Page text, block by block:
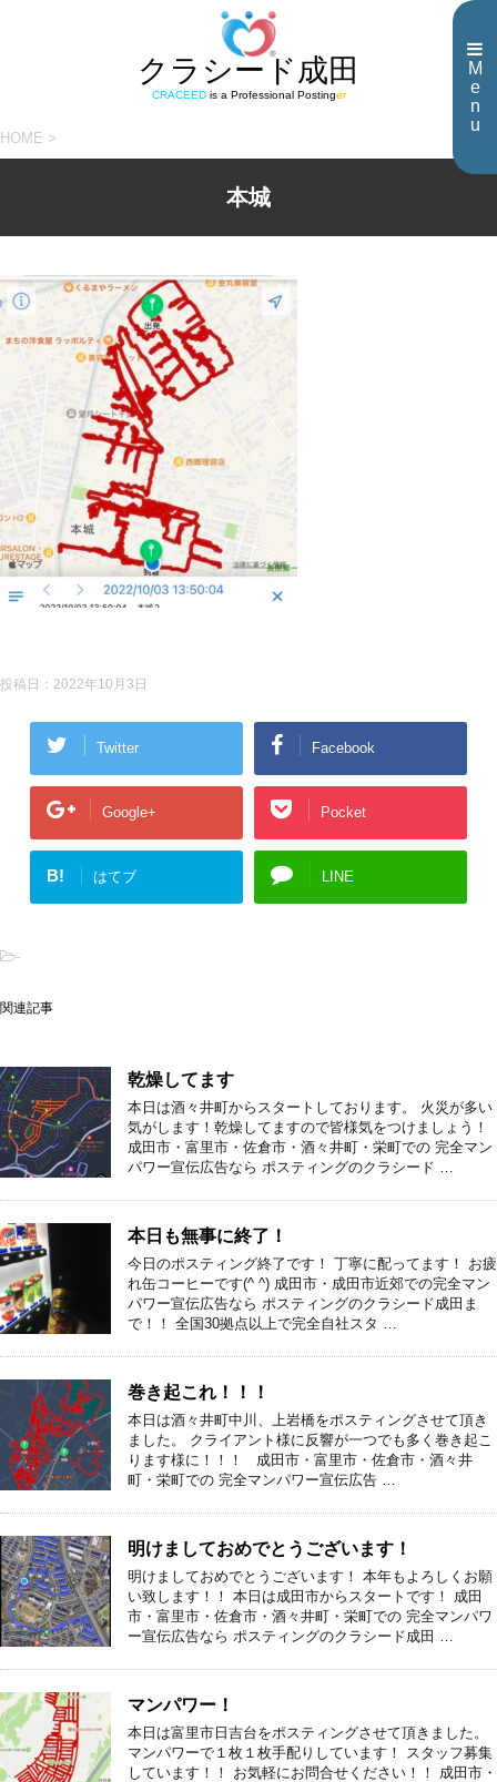
M
e
n
u
クラシード成田
CRACEEDis a Professional Postinger
HOME >
本城
投稿日： 2022年10月3日
Twitter Facebook
Google+ Pocket
B! はてブ LINE
-
関連記事
乾燥してます
本日は酒々井町からスタートしております。 火災が多い
気がします！乾燥してますので皆様気をつけましょう！
成田市・富里市・佐倉市・酒々井町・栄町での 完全マン
パワー宣伝広告なら ポスティングのクラシード …
本日も無事に終了！
今日のポスティング終了です！ 丁寧に配ってます！ お疲
れ缶コーヒーです(^ ^) 成田市・成田市近郊での完全マン
パワー宣伝広告なら ポスティングのクラシード成田ま
で！！ 全国30拠点以上で完全自社スタ …
巻き起これ！！！
本日は酒々井町中川、上岩橋をポスティングさせて頂き
ました。 クライアント様に反響が一つでも多く巻き起こ
ります様に！！！ 成田市・富里市・佐倉市・酒々井
町・栄町での 完全マンパワー宣伝広告 …
明けましておめでとうございます！
明けましておめでとうございます！ 本年もよろしくお願
い致します！！ 本日は成田市からスタートです！ 成田
市・富里市・佐倉市・酒々井町・栄町での 完全マンパワ
ー宣伝広告なら ポスティングのクラシード成田 …
マンパワー！
本日は富里市日吉台をポスティングさせて頂きました。
マンパワーで１枚１枚手配りしています！ スタッフ募集
しています！！ お気軽にお問合せください！！ 成田市・